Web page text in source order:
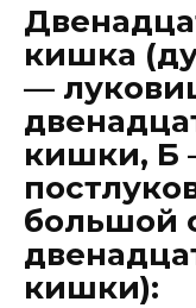
кишка
—
кишки, Б
большой
кишки):